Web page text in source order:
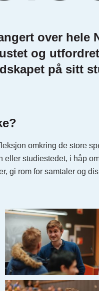
over hele
og
på sitt
omkring de store
studiestedet, i håp
gi rom for samtaler og